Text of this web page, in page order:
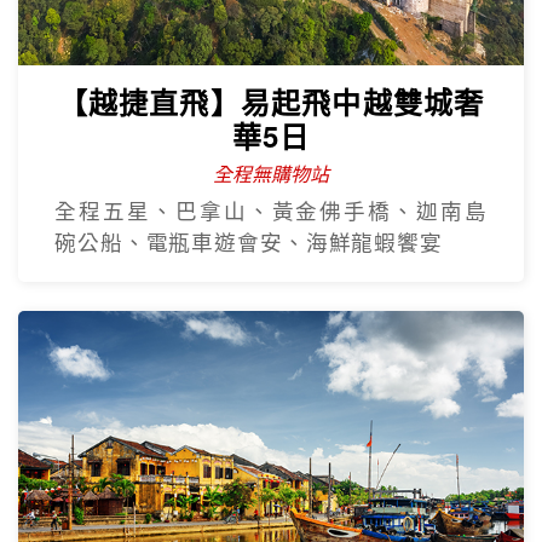
【越捷直飛】易起飛中越雙城奢
華5日
全程無購物站
全程五星、巴拿山、黃金佛手橋、迦南島
碗公船、電瓶車遊會安、海鮮龍蝦饗宴